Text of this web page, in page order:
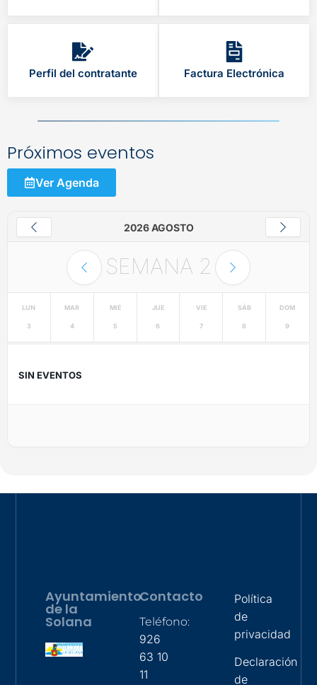
Perfil del contratante Factura Electrónica
Próximos eventos
Ver Agenda
2026 AGOSTO
SEMANA 2
LUN
3
MAR
4
MIÉ
5
JUE
6
VIE
7
SÁB
8
DOM
9
SIN EVENTOS
Ayuntamiento
de la
Solana
Contacto
Teléfono:
926
63 10
11
Política
de
privacidad
Declaración
de